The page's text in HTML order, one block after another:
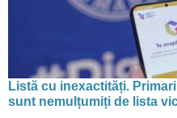
Listă cu inexactități.
sunt nemulțumiți de lista